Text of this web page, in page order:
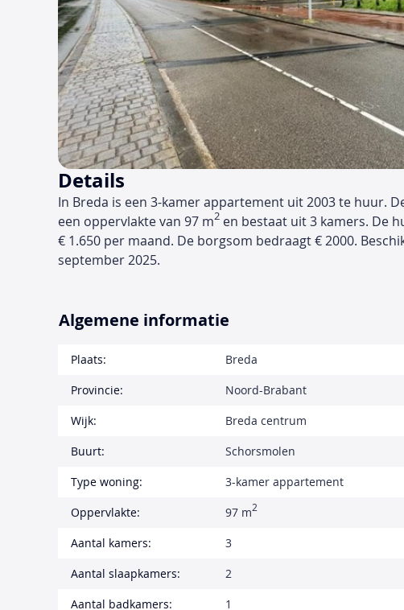
Details
In Breda is een 3-kamer appartement uit 2003 te huur.
een oppervlakte van 97 m2 en bestaat uit 3 kamers. De
€ 1.650 per maand. De borgsom bedraagt € 2000.
september 2025.
Algemene informatie
Plaats:
Breda
Provincie:
Noord-Brabant
Wijk:
Breda centrum
Buurt:
Schorsmolen
Type woning:
3-kamer appartement
Oppervlakte:
97 m2
Aantal kamers:
3
Aantal slaapkamers:
2
Aantal badkamers:
1